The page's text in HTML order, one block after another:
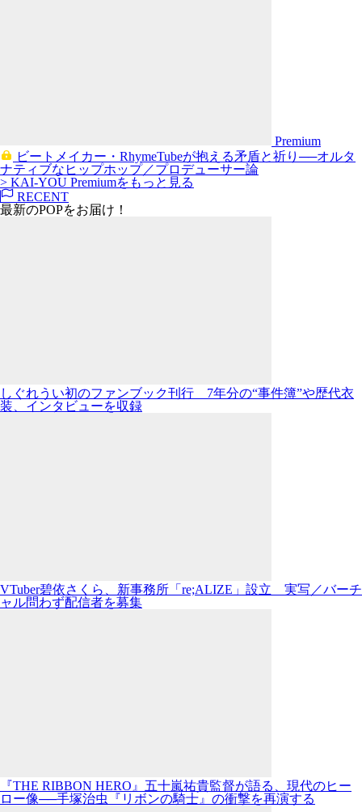
Premium
ビートメイカー・RhymeTubeが抱える矛盾と祈り──オルタ
ナティブなヒップホップ／プロデューサー論
> KAI-YOU Premiumをもっと見る
RECENT
最新のPOPをお届け！
しぐれうい初のファンブック刊行 7年分の“事件簿”や歴代衣
装、インタビューを収録
VTuber碧依さくら、新事務所「re;ALIZE」設立 実写／バーチ
ャル問わず配信者を募集
『THE RIBBON HERO』五十嵐祐貴監督が語る、現代のヒー
ロー像──手塚治虫『リボンの騎士』の衝撃を再演する